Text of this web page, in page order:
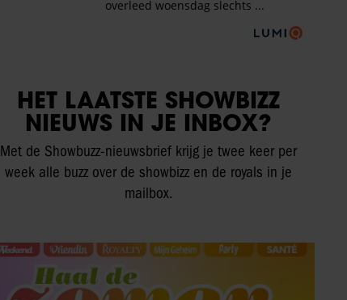
HET LAATSTE SHOWBIZZ
NIEUWS IN JE INBOX?
Met de Showbuzz-nieuwsbrief krijg je twee keer per
week alle buzz over de showbizz en de royals in je
mailbox.